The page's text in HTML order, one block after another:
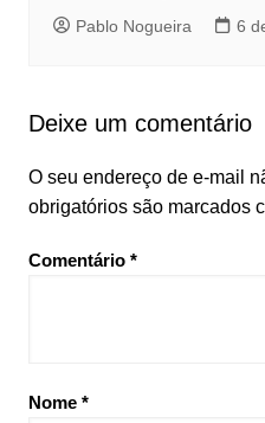
Pablo Nogueira 6
Deixe um comentário
O seu endereço de e-mail
obrigatórios são marcados
Comentário *
Nome *